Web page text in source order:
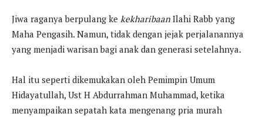
Jiwa raganya berpulang ke kekharibaan Ilahi Rabb yang
Maha Pengasih. Namun, tidak dengan jejak perjalanannya
yang menjadi warisan bagi anak dan generasi setelahnya.
Hal itu seperti dikemukakan oleh Pemimpin Umum
Hidayatullah, Ust H Abdurrahman Muhammad, ketika
menyampaikan sepatah kata mengenang pria murah